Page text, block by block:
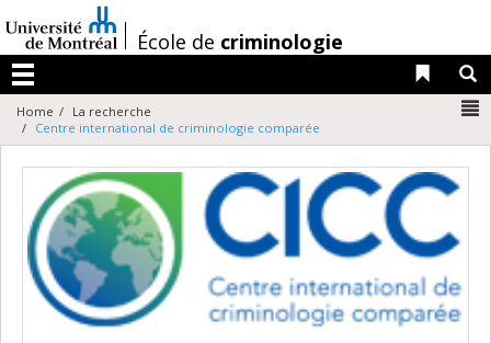
au
contenu
/École de criminologie
Menu
Liens
Home
La recherche
Centre international de criminologie comparée